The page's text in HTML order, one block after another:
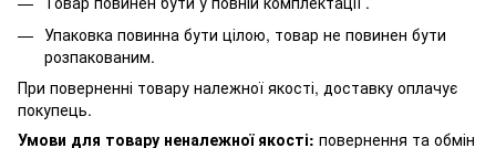
Упаковка повинна бути цілою, товар не повинен бути
розпакованим.
При поверненні товару належної якості, доставку оплачує
покупець.
Умови для товару неналежної якості: повернення та обмін